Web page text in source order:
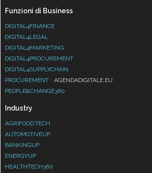
Funzioni di Business
DIGITAL4FINANCE
DIGITAL4LEGAL
DIGITAL4MARKETING
DIGITAL4PROCUREMENT
DIGITAL4SUPPLYCHAIN
PROCUREMENT
AGENDADIGITALE.EU
PEOPLE&CHANGE360
Industry
AGRIFOOD.TECH
AUTOMOTIVEUP
BANKINGUP
ENERGYUP
HEALTHTECH360